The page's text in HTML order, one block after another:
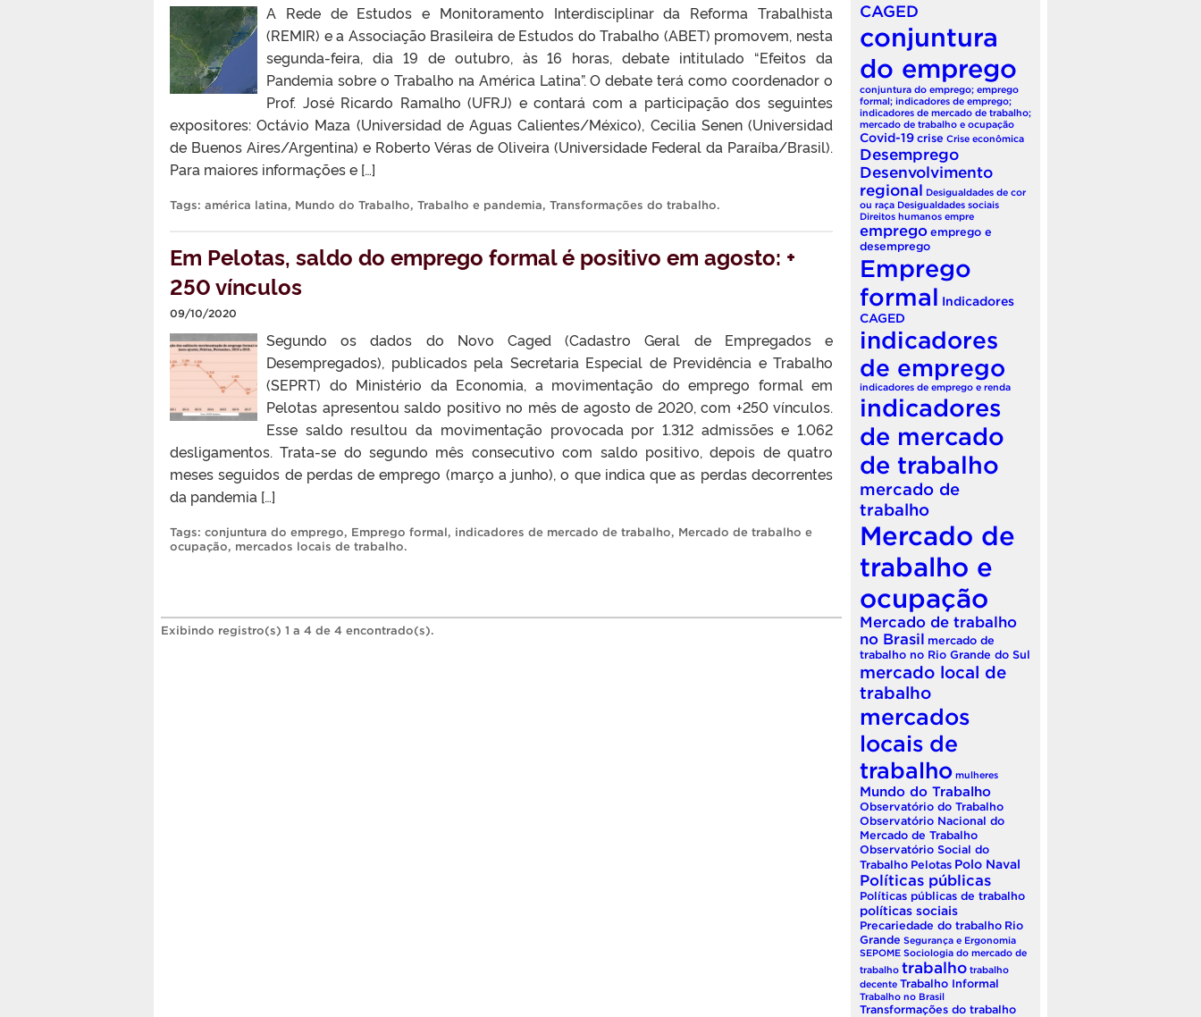
A Rede de Estudos e Monitoramento Interdisciplinar da Reforma Trabalhista
(REMIR) e a Associação Brasileira de Estudos do Trabalho (ABET) promovem, nesta
segunda-feira, dia 19 de outubro, às 16 horas, debate intitulado “Efeitos da
Pandemia sobre o Trabalho na América Latina”. O debate terá como coordenador o
Prof. José Ricardo Ramalho (UFRJ) e contará com a participação dos seguintes
expositores: Octávio Maza (Universidad de Aguas Calientes/México), Cecilia Senen (Universidad
de Buenos Aires/Argentina) e Roberto Véras de Oliveira (Universidade Federal da Paraíba/Brasil).
Para maiores informações e […]
Tags: américa latina, Mundo do Trabalho, Trabalho e pandemia, Transformações do trabalho.
Em Pelotas, saldo do emprego formal é positivo em agosto: +
250 vínculos
09/10/2020
Segundo os dados do Novo Caged (Cadastro Geral de Empregados e
Desempregados), publicados pela Secretaria Especial de Previdência e Trabalho
(SEPRT) do Ministério da Economia, a movimentação do emprego formal em
Pelotas apresentou saldo positivo no mês de agosto de 2020, com +250 vínculos.
Esse saldo resultou da movimentação provocada por 1.312 admissões e 1.062
desligamentos. Trata-se do segundo mês consecutivo com saldo positivo, depois de quatro
meses seguidos de perdas de emprego (março a junho), o que indica que as perdas decorrentes
da pandemia […]
Tags: conjuntura do emprego, Emprego formal, indicadores de mercado de trabalho, Mercado de trabalho e
ocupação, mercados locais de trabalho.
Exibindo registro(s) 1 a 4 de 4 encontrado(s).
CAGED
conjuntura
do emprego
conjuntura do emprego; emprego
formal; indicadores de emprego;
indicadores de mercado de trabalho;
mercado de trabalho e ocupação
Covid-19 crise Crise econômica
Desemprego
Desenvolvimento
regional Desigualdades de cor
ou raça Desigualdades sociais
Direitos humanos empre
emprego emprego e
desemprego
Emprego
formal Indicadores
CAGED
indicadores
de emprego
indicadores de emprego e renda
indicadores
de mercado
de trabalho
mercado de
trabalho
Mercado de
trabalho e
ocupação
Mercado de trabalho
no Brasil mercado de
trabalho no Rio Grande do Sul
mercado local de
trabalho
mercados
locais de
trabalho mulheres
Mundo do Trabalho
Observatório do Trabalho
Observatório Nacional do
Mercado de Trabalho
Observatório Social do
Trabalho Pelotas Polo Naval
Políticas públicas
Políticas públicas de trabalho
políticas sociais
Precariedade do trabalho Rio
Grande Segurança e Ergonomia
SEPOME Sociologia do mercado de
trabalho trabalho trabalho
decente Trabalho Informal
Trabalho no Brasil
Transformações do trabalho